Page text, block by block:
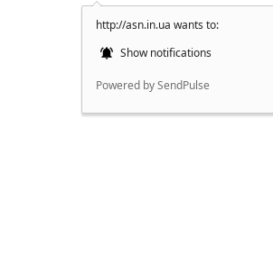
http://asn.in.ua wants to:
Show notifications
Powered by SendPulse